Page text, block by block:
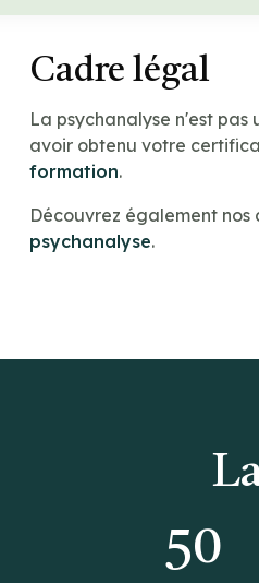
Cadre légal
La psychanalyse n'est
avoir obtenu votre
formation.
Découvrez également nos
psychanalyse.
50